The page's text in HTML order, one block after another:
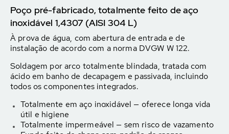
Poço pré-fabricado, totalmente feito de aço
inoxidável 1,4307 (AISI 304 L)
À prova de água, com abertura de entrada e de
instalação de acordo com a norma DVGW W 122.
Soldagem por arco totalmente blindada, tratada com
ácido em banho de decapagem e passivada, incluindo
todos os componentes integrados.
Totalmente em aço inoxidável — oferece longa vida
útil e higiene
Totalmente impermeável — sem risco de vazamento